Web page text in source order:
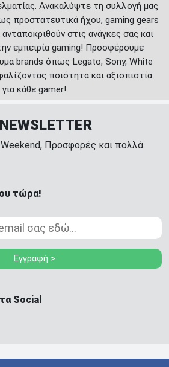
Ανακαλύψτε τη συλλογή μας
προστατευτικά ήχου, gaming gears
στις ανάγκες σας και
εμπειρία gaming! Προσφέρουμε
brands όπως Legato, Sony, White
ποιότητα και αξιοπιστία
για κάθε gamer!
Weekend, Προσφορές και πολλά
τώρα!
Εγγραφή >
Social